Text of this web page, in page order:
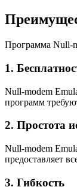
Программа Null-
1.
Null-modem
программ
2. Простота
Null-modem
предоставляет
3. Гибкость